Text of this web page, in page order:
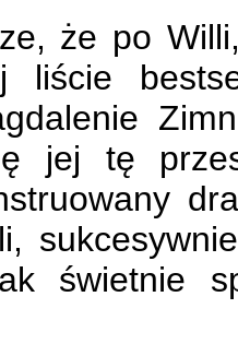
że po
liście
jej tę
świetnie